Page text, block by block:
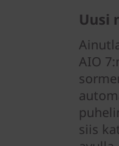
Uusi
AIO
siis